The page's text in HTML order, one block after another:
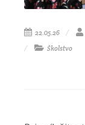
22.05.26
Školstvo